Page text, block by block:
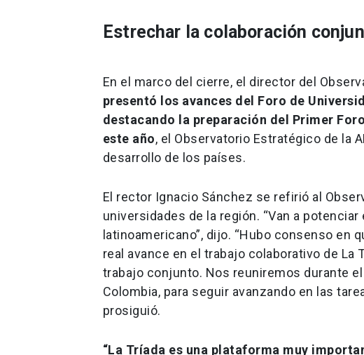
Estrechar la colaboración
En el marco del cierre, el director del
presentó los avances del Foro de
destacando la preparación del Primer
este año, el Observatorio Estratégico de la
desarrollo de los países.
El rector Ignacio Sánchez se refirió al
universidades de la región. “Van a
latinoamericano”, dijo. “Hubo consenso en
real avance en el trabajo colaborativo de La
trabajo conjunto. Nos reuniremos durante
Colombia, para seguir avanzando en las
prosiguió.
“La Tríada es una plataforma muy